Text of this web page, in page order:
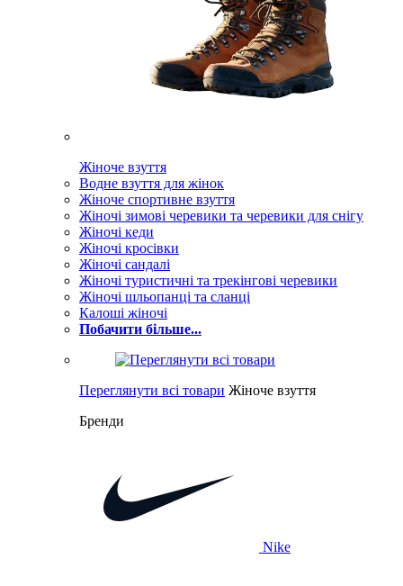
Жіноче взуття
Водне взуття для жінок
Жіноче спортивне взуття
Жіночі зимові черевики та черевики для снігу
Жіночі кеди
Жіночі кросівки
Жіночі сандалі
Жіночі туристичні та трекінгові черевики
Жіночі шльопанці та сланці
Калоші жіночі
Побачити більше...
Переглянути всі товари Жіноче взуття
Бренди
Nike